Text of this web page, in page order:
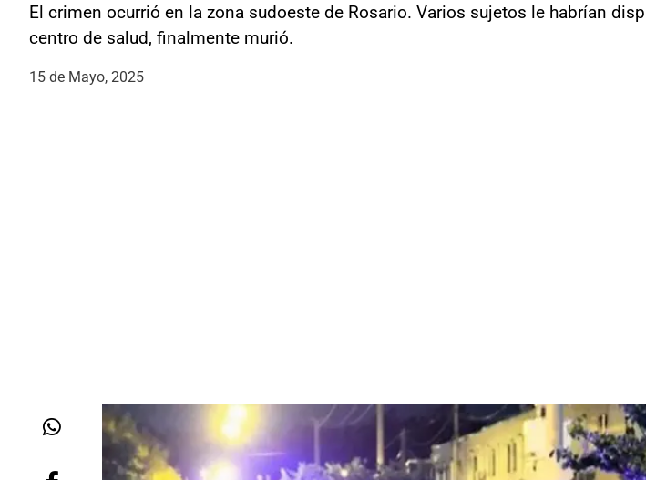
El crimen ocurrió en la zona sudoeste de Rosario. Varios sujetos le habrían
centro de salud, finalmente murió.
15 de Mayo, 2025